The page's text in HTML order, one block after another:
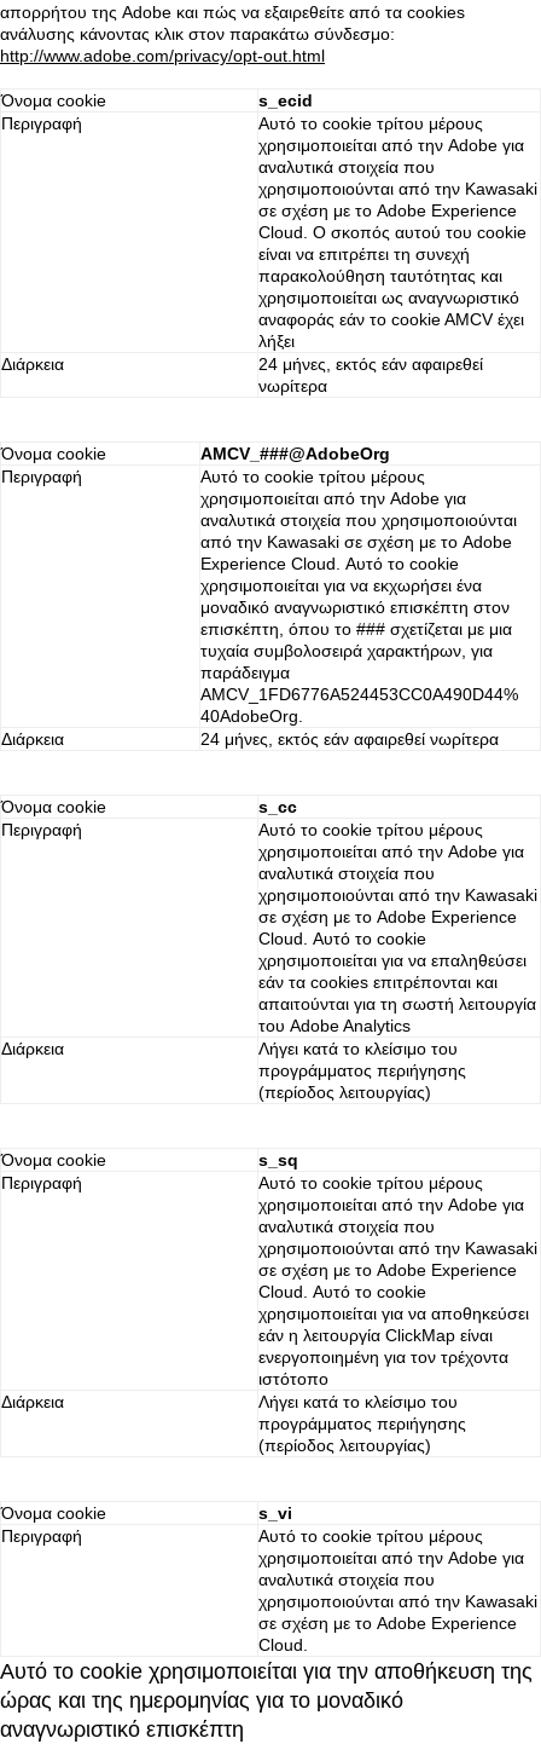
απορρήτου της Adobe και πώς να εξαιρεθείτε από τα cookies
ανάλυσης κάνοντας κλικ στον παρακάτω σύνδεσμο:
http://www.adobe.com/privacy/opt-out.html
Όνομα cookie
s_ecid
Περιγραφή
Αυτό το cookie τρίτου μέρους
χρησιμοποιείται από την Adobe για
αναλυτικά στοιχεία που
χρησιμοποιούνται από την Kawasaki
σε σχέση με το Adobe Experience
Cloud. Ο σκοπός αυτού του cookie
είναι να επιτρέπει τη συνεχή
παρακολούθηση ταυτότητας και
χρησιμοποιείται ως αναγνωριστικό
αναφοράς εάν το cookie AMCV έχει
λήξει
Διάρκεια
24 μήνες, εκτός εάν αφαιρεθεί
νωρίτερα
Όνομα cookie
AMCV_###@AdobeOrg
Περιγραφή
Αυτό το cookie τρίτου μέρους
χρησιμοποιείται από την Adobe για
αναλυτικά στοιχεία που χρησιμοποιούνται
από την Kawasaki σε σχέση με το Adobe
Experience Cloud. Αυτό το cookie
χρησιμοποιείται για να εκχωρήσει ένα
μοναδικό αναγνωριστικό επισκέπτη στον
επισκέπτη, όπου το ### σχετίζεται με μια
τυχαία συμβολοσειρά χαρακτήρων, για
παράδειγμα
AMCV_1FD6776A524453CC0A490D44%
40AdobeOrg.
Διάρκεια
24 μήνες, εκτός εάν αφαιρεθεί νωρίτερα
Όνομα cookie
s_cc
Περιγραφή
Αυτό το cookie τρίτου μέρους
χρησιμοποιείται από την Adobe για
αναλυτικά στοιχεία που
χρησιμοποιούνται από την Kawasaki
σε σχέση με το Adobe Experience
Cloud. Αυτό το cookie
χρησιμοποιείται για να επαληθεύσει
εάν τα cookies επιτρέπονται και
απαιτούνται για τη σωστή λειτουργία
του Adobe Analytics
Διάρκεια
Λήγει κατά το κλείσιμο του
προγράμματος περιήγησης
(περίοδος λειτουργίας)
Όνομα cookie
s_sq
Περιγραφή
Αυτό το cookie τρίτου μέρους
χρησιμοποιείται από την Adobe για
αναλυτικά στοιχεία που
χρησιμοποιούνται από την Kawasaki
σε σχέση με το Adobe Experience
Cloud. Αυτό το cookie
χρησιμοποιείται για να αποθηκεύσει
εάν η λειτουργία ClickMap είναι
ενεργοποιημένη για τον τρέχοντα
ιστότοπο
Διάρκεια
Λήγει κατά το κλείσιμο του
προγράμματος περιήγησης
(περίοδος λειτουργίας)
Όνομα cookie
s_vi
Περιγραφή
Αυτό το cookie τρίτου μέρους
χρησιμοποιείται από την Adobe για
αναλυτικά στοιχεία που
χρησιμοποιούνται από την Kawasaki
σε σχέση με το Adobe Experience
Cloud.
Αυτό το cookie χρησιμοποιείται για την αποθήκευση της
ώρας και της ημερομηνίας για το μοναδικό
αναγνωριστικό επισκέπτη